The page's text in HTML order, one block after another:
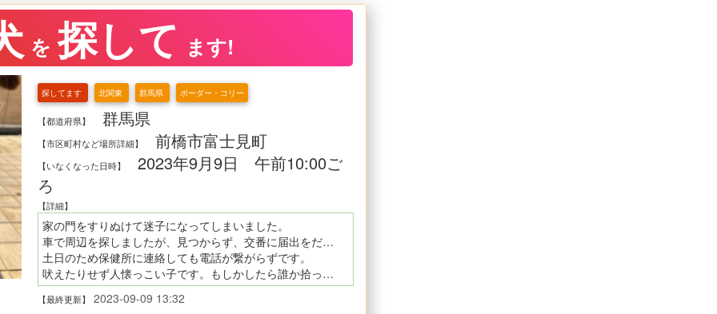
を 探して ます!
探してます 北関東 群馬県 ボーダー・コリー
【都道府県】 群馬県
【市区町村など場所詳細】 前橋市富士見町
【いなくなった日時】
2023年9月9日 午前10:00ご
ろ
【詳細】
家の門をすりぬけて迷子になってしまいました。
車で周辺を探しましたが、見つからず、交番に届出をだしましたがいまだに連絡が来ません
土日のため保健所に連絡しても電話が繋がらずです。
吠えたりせず人懐っこい子です。もしかしたら誰か拾ってくださったかたがいらっしゃるかもしれません、少しでも何か知っていらっしゃる方がいましたらご連絡お願いいたします。
【最終更新】 2023-09-09 13:32